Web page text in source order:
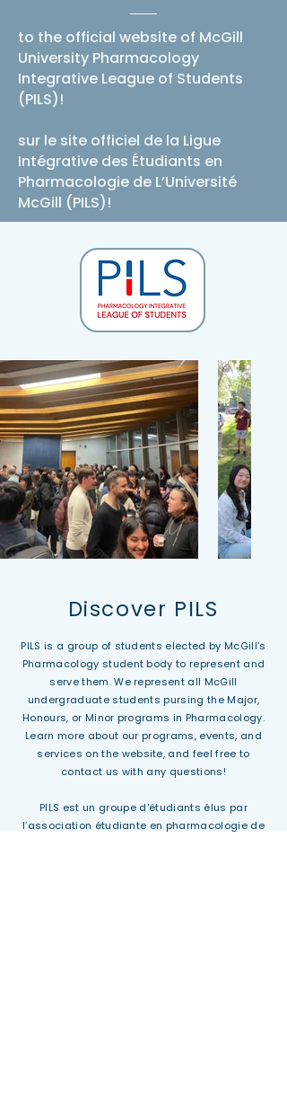
to the official website of McGill
University Pharmacology
Integrative League of Students
(PILS)!
sur le site officiel de la Ligue
Intégrative des Étudiants en
Pharmacologie de L’Université
McGill (PILS)!
Discover PILS
PILS is a group of students elected by McGill’s
Pharmacology student body to represent and
serve them. We represent all McGill
undergraduate students pursing the Major,
Honours, or Minor programs in Pharmacology.
Learn more about our programs, events, and
services on the website, and feel free to
contact us with any questions!
PILS est un groupe d'étudiants élus par
l’association étudiante en pharmacologie de